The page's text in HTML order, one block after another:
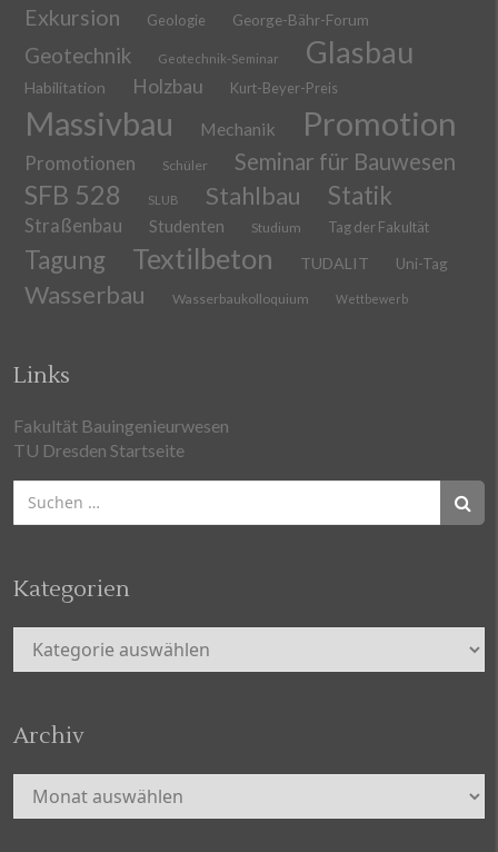
Exkursion Geologie George-Bähr-Forum
Geotechnik Geotechnik-Seminar Glasbau
Habilitation Holzbau Kurt-Beyer-Preis
Massivbau Mechanik Promotion
Promotionen Schüler Seminar für Bauwesen
SFB 528 SLUB Stahlbau Statik
Straßenbau Studenten Studium Tag der Fakultät
Tagung Textilbeton TUDALIT Uni-Tag
Wasserbau Wasserbaukolloquium Wettbewerb
Links
Fakultät Bauingenieurwesen
TU Dresden Startseite
Suchen
nach:
Kategorien
Kategorien
Archiv
Archiv